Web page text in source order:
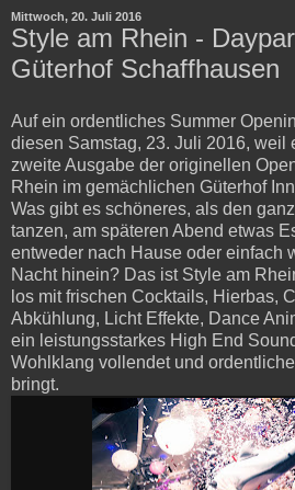
Mittwoch, 20. Juli 2016
Style am Rhein -
Güterhof Schaffhausen
Auf ein ordentliches Summer
diesen Samstag, 23. Juli 2016, weil
zweite Ausgabe der originellen
Rhein im gemächlichen Güterhof
Was gibt es schöneres, als den
tanzen, am späteren Abend etwas
entweder nach Hause oder einfach
Nacht hinein? Das ist Style am
los mit frischen Cocktails, Hierbas,
Abkühlung, Licht Effekte, Dance
ein leistungsstarkes High End
Wohlklang vollendet und
bringt.